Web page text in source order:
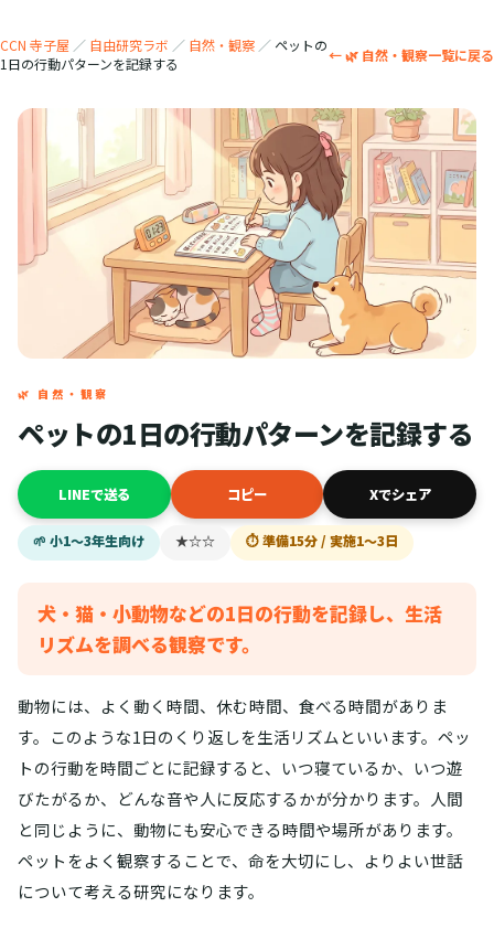
CCN 寺子屋 ／ 自由研究ラボ ／ 自然・観察 ／ ペットの
1日の行動パターンを記録する
← 🌿 自然・観察一覧に戻る
🌿 自然・観察
ペットの1日の行動パターンを記録する
LINEで送る コピー Xでシェア
🌱 小1〜3年生向け ★☆☆ ⏱ 準備15分 / 実施1〜3日
犬・猫・小動物などの1日の行動を記録し、生活
リズムを調べる観察です。
動物には、よく動く時間、休む時間、食べる時間がありま
す。このような1日のくり返しを生活リズムといいます。ペッ
トの行動を時間ごとに記録すると、いつ寝ているか、いつ遊
びたがるか、どんな音や人に反応するかが分かります。人間
と同じように、動物にも安心できる時間や場所があります。
ペットをよく観察することで、命を大切にし、よりよい世話
について考える研究になります。